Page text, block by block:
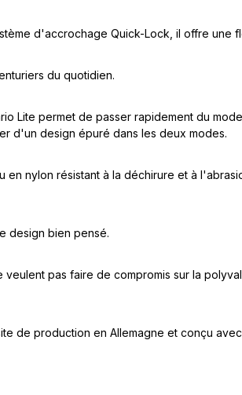
d'accrochage Quick-Lock, il offre une
du quotidien.
Lite permet de passer rapidement du
d'un design épuré dans les deux modes.
nylon résistant à la déchirure et à
design bien pensé.
pas faire de compromis sur la
de production en Allemagne et conçu